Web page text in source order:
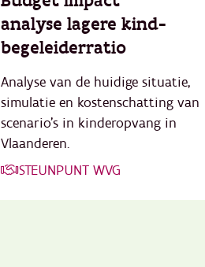
analyse lagere kind-
begeleiderratio
Analyse van de huidige situatie,
simulatie en kostenschatting van
scenario’s in kinderopvang in
Vlaanderen.
STEUNPUNT WVG